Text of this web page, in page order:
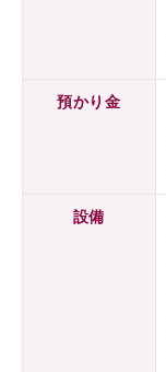
預かり金
設備